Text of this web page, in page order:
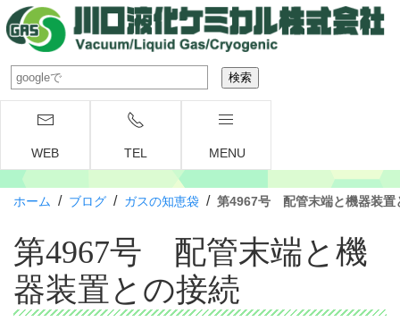
WEB TEL MENU
ホーム / ブログ / ガスの知恵袋 / 第4967号 配管末端と機器装置
第4967号 配管末端と機
器装置との接続